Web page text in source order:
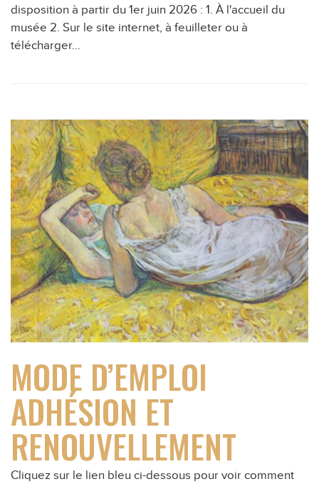
disposition à partir du 1er juin 2026 : 1. À l'accueil du
musée 2. Sur le site internet, à feuilleter ou à
télécharger...
MODE D’EMPLOI
ADHÉSION ET
RENOUVELLEMENT
Cliquez sur le lien bleu ci-dessous pour voir comment